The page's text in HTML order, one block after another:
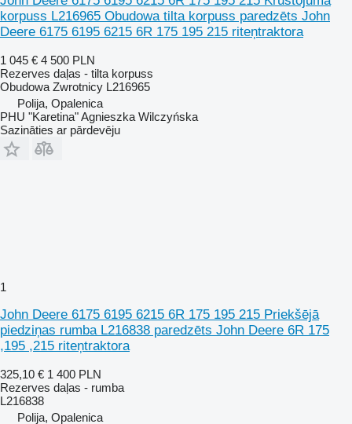
korpuss L216965 Obudowa tilta korpuss paredzēts John
Deere 6175 6195 6215 6R 175 195 215 riteņtraktora
1 045 € 4 500 PLN
Rezerves daļas - tilta korpuss
Obudowa Zwrotnicy L216965
Polija, Opalenica
PHU "Karetina" Agnieszka Wilczyńska
Sazināties ar pārdevēju
1
John Deere 6175 6195 6215 6R 175 195 215 Priekšējā
piedziņas rumba L216838 paredzēts John Deere 6R 175
,195 ,215 riteņtraktora
325,10 € 1 400 PLN
Rezerves daļas - rumba
L216838
Polija, Opalenica